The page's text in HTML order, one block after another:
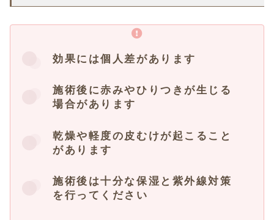
効果には個人差があります
施術後に赤みやひりつきが生じる
場合があります
乾燥や軽度の皮むけが起こること
があります
施術後は十分な保湿と紫外線対策
を行ってください